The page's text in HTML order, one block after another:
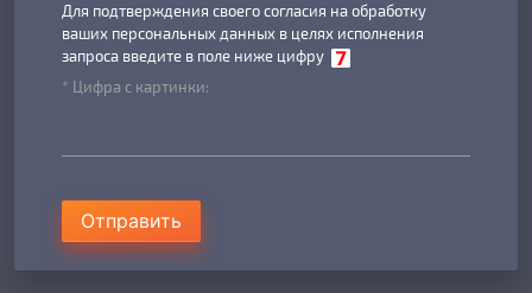
Для подтверждения своего согласия на обработку
ваших персональных данных в целях исполнения
запроса введите в поле ниже цифру
* Цифра с картинки:
Отправить